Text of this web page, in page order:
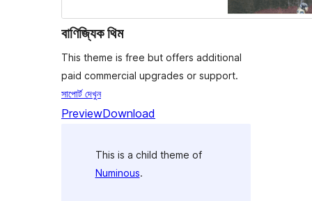
বাণিজ্যিক থিম
This theme is free but offers additional
paid commercial upgrades or support.
সাপোর্ট দেখুন
PreviewDownload
This is a child theme of
Numinous.